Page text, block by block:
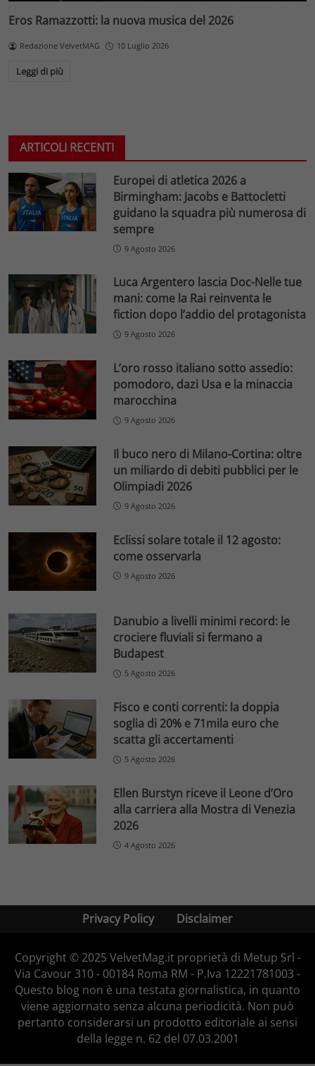
Eros Ramazzotti: la nuova musica del 2026
Redazione VelvetMAG 10 Luglio 2026
Leggi di più
ARTICOLI RECENTI
Europei di atletica 2026 a
Birmingham: Jacobs e Battocletti
guidano la squadra più numerosa di
sempre
9 Agosto 2026
Luca Argentero lascia Doc-Nelle tue
mani: come la Rai reinventa le
fiction dopo l’addio del protagonista
9 Agosto 2026
L’oro rosso italiano sotto assedio:
pomodoro, dazi Usa e la minaccia
marocchina
9 Agosto 2026
Il buco nero di Milano-Cortina: oltre
un miliardo di debiti pubblici per le
Olimpiadi 2026
9 Agosto 2026
Eclissi solare totale il 12 agosto:
come osservarla
9 Agosto 2026
Danubio a livelli minimi record: le
crociere fluviali si fermano a
Budapest
5 Agosto 2026
Fisco e conti correnti: la doppia
soglia di 20% e 71mila euro che
scatta gli accertamenti
5 Agosto 2026
Ellen Burstyn riceve il Leone d’Oro
alla carriera alla Mostra di Venezia
2026
4 Agosto 2026
Privacy Policy Disclaimer
Copyright © 2025 VelvetMag.it proprietà di Metup Srl -
Via Cavour 310 - 00184 Roma RM - P.Iva 12221781003 -
Questo blog non è una testata giornalistica, in quanto
viene aggiornato senza alcuna periodicità. Non può
pertanto considerarsi un prodotto editoriale ai sensi
della legge n. 62 del 07.03.2001